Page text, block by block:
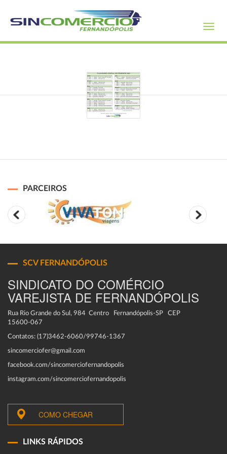
PARCEIROS
SCV FERNANDÓPOLIS
SINDICATO DO COMÉRCIO
VAREJISTA DE FERNANDÓPOLIS
Rua Rio Grande do Sul, 984 Centro Fernandópolis-SP CEP
15600-067
Contatos: (17)3462-6060/99746-1367
sincomerciofer@gmail.com
facebook.com/sincomerciofernandopolis
instagram.com/sincomerciofernandopolis
COMO CHEGAR
LINKS RÁPIDOS